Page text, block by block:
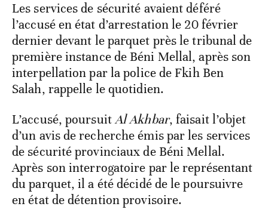
Les services de sécurité avaient déféré
l’accusé en état d’arrestation le 20 février
dernier devant le parquet près le tribunal de
première instance de Béni Mellal, après son
interpellation par la police de Fkih Ben
Salah, rappelle le quotidien.
L’accusé, poursuitAl Akhbar, faisait l’objet
d’un avis de recherche émis par les services
de sécurité provinciaux de Béni Mellal.
Après son interrogatoire par le représentant
du parquet, il a été décidé de le poursuivre
en état de détention provisoire.